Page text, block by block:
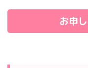
お申